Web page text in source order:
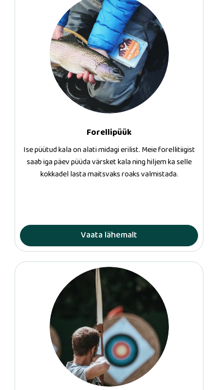
Forellipüük
Ise püütud kala on alati midagi erilist. Meie forellitiigist
saab iga päev püüda värsket kala ning hiljem ka selle
kokkadel lasta maitsvaks roaks valmistada.
Vaata lähemalt